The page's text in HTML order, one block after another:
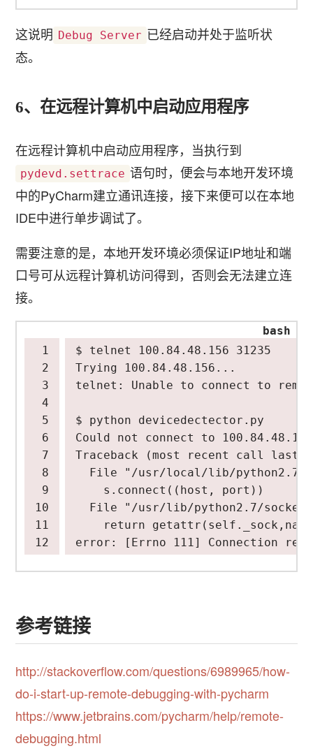
这说明 Debug Server 已经启动并处于监听状
态。
6、在远程计算机中启动应用程序
在远程计算机中启动应用程序，当执行到
pydevd.settrace 语句时，便会与本地开发环境
中的PyCharm建立通讯连接，接下来便可以在本地
IDE中进行单步调试了。
需要注意的是，本地开发环境必须保证IP地址和端
口号可从远程计算机访问得到，否则会无法建立连
接。
$ telnet 100.84.48.156 31235
Could not connect to
Traceback
(most recent call last
  File
"/usr/local/lib/python2.7/
    s.connect
(( host, port ))
  File
"/usr/lib/python2.7/
return getattr ( self._sock,name
error:
[ Errno 111 ]
参考链接
http://stackoverflow.com/questions/6989965/how-
do-i-start-up-remote-debugging-with-pycharm
https://www.jetbrains.com/pycharm/help/remote-
debugging.html